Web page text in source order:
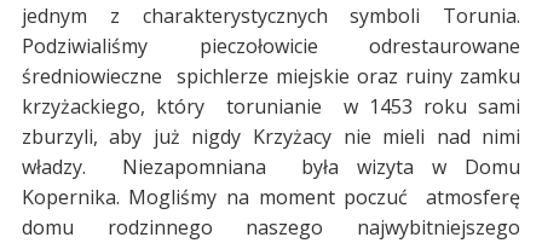
jednym z charakterystycznych symboli Torunia.
Podziwialiśmy pieczołowicie odrestaurowane
średniowieczne spichlerze miejskie oraz ruiny zamku
krzyżackiego, który torunianie w 1453 roku sami
zburzyli, aby już nigdy Krzyżacy nie mieli nad nimi
władzy. Niezapomniana była wizyta w Domu
Kopernika. Mogliśmy na moment poczuć atmosferę
domu rodzinnego naszego najwybitniejszego